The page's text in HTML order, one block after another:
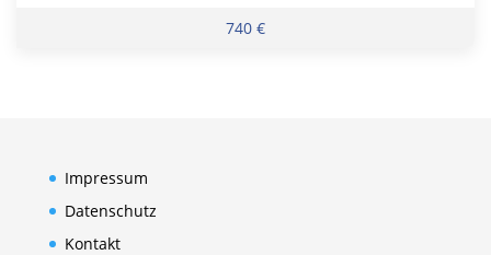
740 €
Impressum
Datenschutz
Kontakt